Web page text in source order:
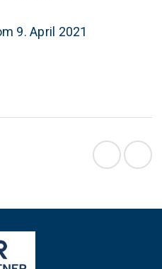
9. April 2021